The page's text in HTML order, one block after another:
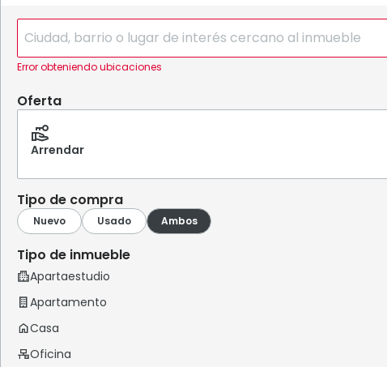
Error obteniendo ubicaciones
Oferta
Arrendar
Tipo de compra
Tipo de inmueble